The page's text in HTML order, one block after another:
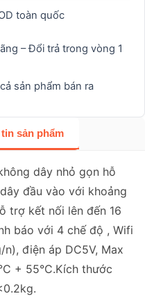
toàn quốc
– Đổi trả trong vòng 1
sản phẩm bán ra
sản phẩm
dây nhỏ gọn hỗ
đầu vào với khoảng
trợ kết nối lên đến 16
báo với 4 chế độ , Wifi
n), điện áp DC5V, Max
+ 55°C.Kích thước